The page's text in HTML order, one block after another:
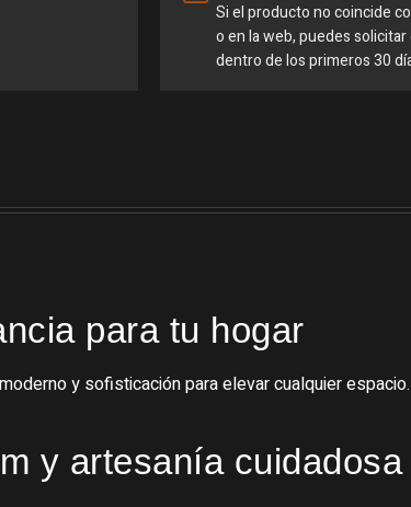
Si el producto no coincide
o en la web, puedes
dentro de los primeros 30
para tu hogar
y sofisticación para elevar cualquier
y artesanía cuidadosa